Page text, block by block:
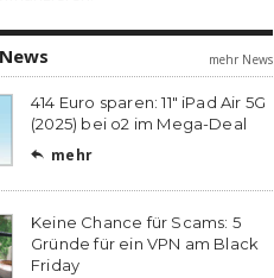
mehr News
414 Euro sparen: 11″ iPad Air 5G
(2025) bei o2 im Mega-Deal
 mehr
Keine Chance für Scams: 5
Gründe für ein VPN am Black
Friday